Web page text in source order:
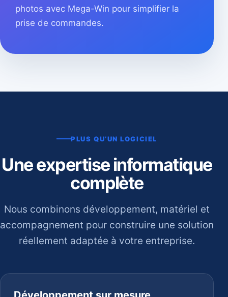
photos avec Mega-Win pour simplifier la
prise de commandes.
PLUS QU’UN LOGICIEL
Une expertise informatique
complète
Nous combinons développement, matériel et
accompagnement pour construire une solution
réellement adaptée à votre entreprise.